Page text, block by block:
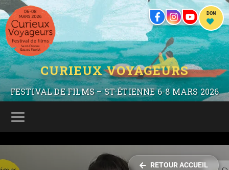
CURIEUX VOYAGEURS
FESTIVAL DE FILMS – ST-ÉTIENNE 6-8 MARS 2026
DON
RETOUR ACCUEIL